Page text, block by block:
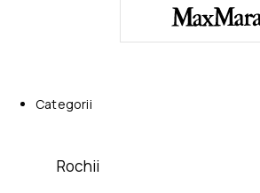
Categorii
Rochii